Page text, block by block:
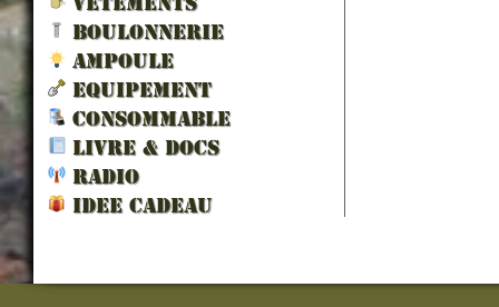
BOULONNERIE
AMPOULE
EQUIPEMENT
CONSOMMABLE
LIVRE & DOCS
RADIO
IDEE CADEAU